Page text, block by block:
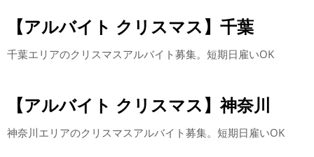
【アルバイト クリスマス】千葉
千葉エリアのクリスマスアルバイト募集。短期日雇いOK
【アルバイト クリスマス】神奈川
神奈川エリアのクリスマスアルバイト募集。短期日雇いOK